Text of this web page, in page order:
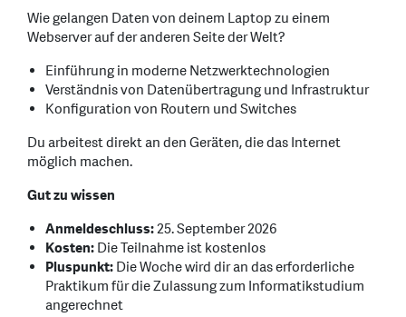
Wie gelangen Daten von deinem Laptop zu einem
Webserver auf der anderen Seite der Welt?
Einführung in moderne Netzwerktechnologien
Verständnis von Datenübertragung und Infrastruktur
Konfiguration von Routern und Switches
Du arbeitest direkt an den Geräten, die das Internet
möglich machen.
Gut zu wissen
Anmeldeschluss:25. September 2026
Kosten:Die Teilnahme ist kostenlos
Pluspunkt:Die Woche wird dir an das erforderliche
Praktikum für die Zulassung zum Informatikstudium
angerechnet